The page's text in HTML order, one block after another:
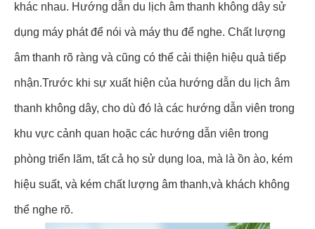
khác nhau. Hướng dẫn du lịch âm thanh không dây sử
dụng máy phát để nói và máy thu để nghe. Chất lượng
âm thanh rõ ràng và cũng có thể cải thiện hiệu quả tiếp
nhận.Trước khi sự xuất hiện của hướng dẫn du lịch âm
thanh không dây, cho dù đó là các hướng dẫn viên trong
khu vực cảnh quan hoặc các hướng dẫn viên trong
phòng triển lãm, tất cả họ sử dụng loa, mà là ồn ào, kém
hiệu suất, và kém chất lượng âm thanh,và khách không
thể nghe rõ.